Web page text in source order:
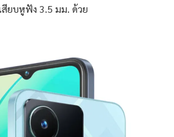
สียบหูฟัง 3.5 มม. ด้วย